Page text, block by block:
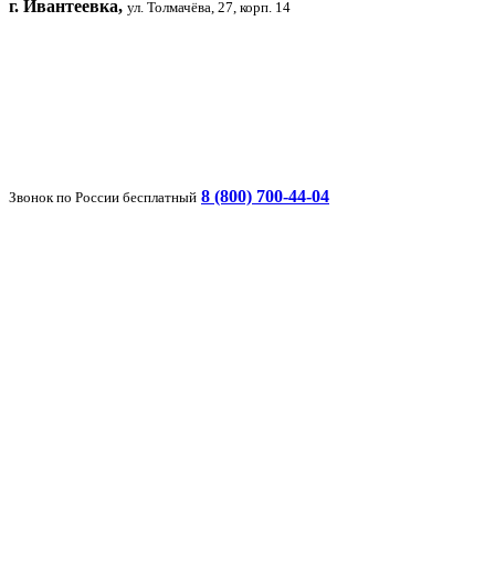
г. Ивантеевка, ул. Толмачёва, 27, корп. 14
Звонок по России бесплатный 8 (800) 700-44-04